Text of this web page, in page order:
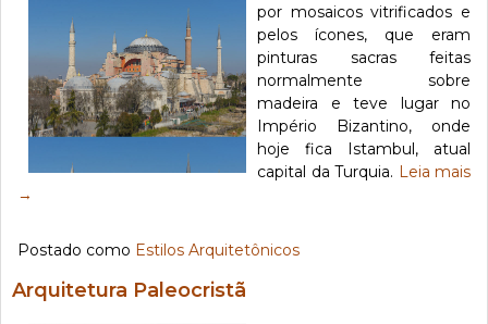
por mosaicos vitrificados e
pelos ícones, que eram
pinturas sacras feitas
normalmente sobre
madeira e teve lugar no
Império Bizantino, onde
hoje fica Istambul, atual
capital da Turquia. Leia mais
→
Postado como Estilos Arquitetônicos
Arquitetura Paleocristã